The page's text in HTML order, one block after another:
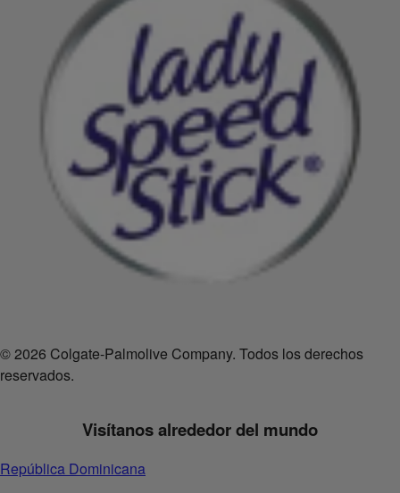
© 2026 Colgate-Palmolive Company. Todos los derechos
reservados.
Visítanos alrededor del mundo
República Dominicana